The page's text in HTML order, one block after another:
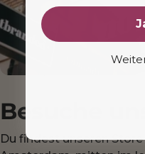
Besuche
Du findest unseren